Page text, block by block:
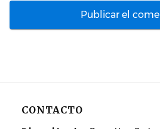
CONTACTO